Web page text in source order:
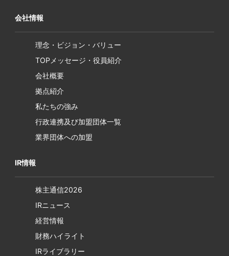
会社情報
理念・ビジョン・バリュー
TOPメッセージ・役員紹介
会社概要
拠点紹介
私たちの強み
行政連携及び加盟団体一覧
業界団体への加盟
IR情報
株主通信2026
IRニュース
経営情報
財務ハイライト
IRライブラリー